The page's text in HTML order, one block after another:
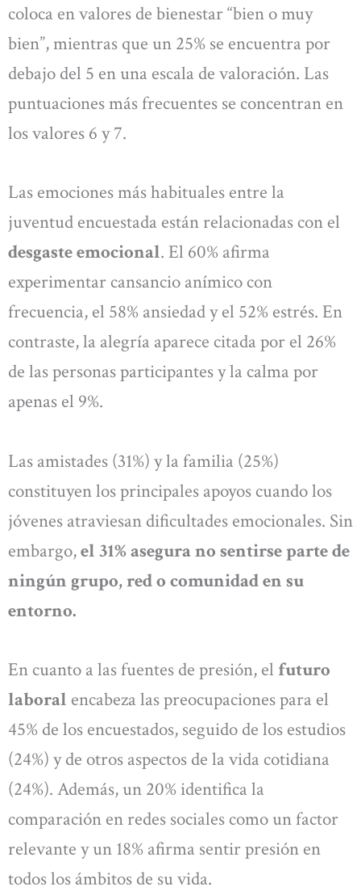
coloca en valores de bienestar “bien o muy
bien”, mientras que un 25% se encuentra por
debajo del 5 en una escala de valoración. Las
puntuaciones más frecuentes se concentran en
los valores 6 y 7.
Las emociones más habituales entre la
juventud encuestada están relacionadas con el
desgaste emocional. El 60% afirma
experimentar cansancio anímico con
frecuencia, el 58% ansiedad y el 52% estrés. En
contraste, la alegría aparece citada por el 26%
de las personas participantes y la calma por
apenas el 9%.
Las amistades (31%) y la familia (25%)
constituyen los principales apoyos cuando los
jóvenes atraviesan dificultades emocionales. Sin
embargo,el 31% asegura no sentirse parte de
ningún grupo, red o comunidad en su
entorno.
En cuanto a las fuentes de presión, el futuro
laboral encabeza las preocupaciones para el
45% de los encuestados, seguido de los estudios
(24%) y de otros aspectos de la vida cotidiana
(24%). Además, un 20% identifica la
comparación en redes sociales como un factor
relevante y un 18% afirma sentir presión en
todos los ámbitos de su vida.